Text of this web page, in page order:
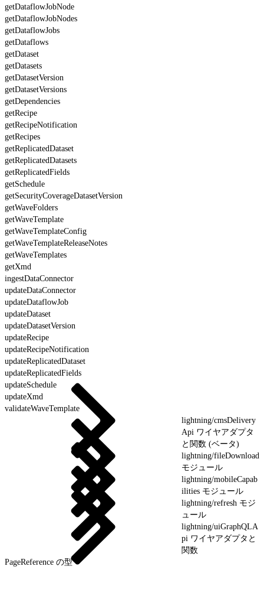
getDataflowJobNode
getDataflowJobNodes
getDataflowJobs
getDataflows
getDataset
getDatasets
getDatasetVersion
getDatasetVersions
getDependencies
getRecipe
getRecipeNotification
getRecipes
getReplicatedDataset
getReplicatedDatasets
getReplicatedFields
getSchedule
getSecurityCoverageDatasetVersion
getWaveFolders
getWaveTemplate
getWaveTemplateConfig
getWaveTemplateReleaseNotes
getWaveTemplates
getXmd
ingestDataConnector
updateDataConnector
updateDataflowJob
updateDataset
updateDatasetVersion
updateRecipe
updateRecipeNotification
updateReplicatedDataset
updateReplicatedFields
updateSchedule
updateXmd
validateWaveTemplate
lightning/cmsDelivery
Api ワイヤアダプタ
と関数 (ベータ)
lightning/fileDownload
モジュール
lightning/mobileCapab
ilities モジュール
lightning/refresh モジ
ュール
lightning/uiGraphQLA
pi ワイヤアダプタと
関数
PageReference の型